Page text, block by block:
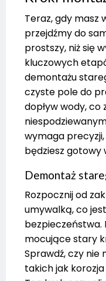
Teraz, gdy masz
przejdźmy do
prostszy, niż się
kluczowych
demontażu
czyste pole do
dopływ wody, co
wymaga
będziesz gotowy
Demontaż
Rozpocznij od
umywalką, co
bezpieczeństwa.
mocujące stary
Sprawdź, czy
takich jak